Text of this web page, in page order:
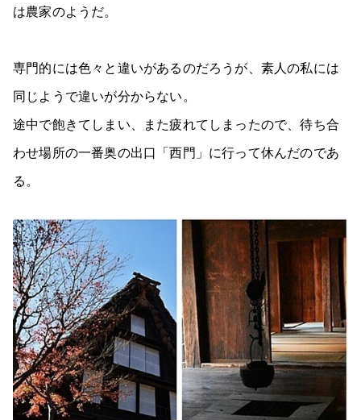
は農家のようだ。
専門的には色々と違いがあるのだろうが、素人の私には
同じようで違いが分からない。
途中で飽きてしまい、また疲れてしまったので、待ち合
わせ場所の一番奥の出口「西門」に行って休んだのであ
る。